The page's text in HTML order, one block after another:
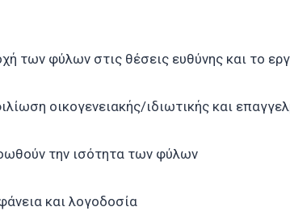
των φύλων στις θέσεις ευθύνης και το
οικογενειακής/ιδιωτικής και
την ισότητα των φύλων
και λογοδοσία